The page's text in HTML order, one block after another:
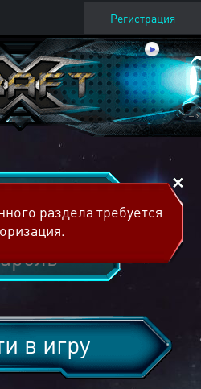
Регистрация
в игру
раздела требуется